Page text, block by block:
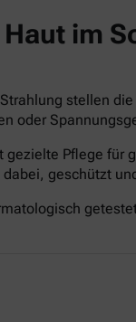
im
stellen
oder
gezielte Pflege
geschützt